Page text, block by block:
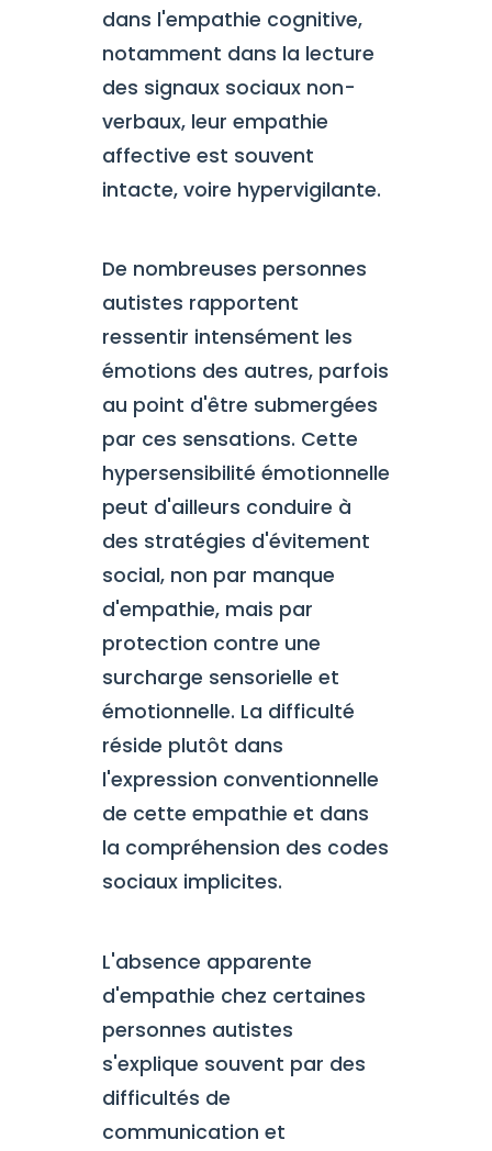
dans l'empathie cognitive,
notamment dans la lecture
des signaux sociaux non-
verbaux, leur empathie
affective est souvent
intacte, voire hypervigilante.
De nombreuses personnes
autistes rapportent
ressentir intensément les
émotions des autres, parfois
au point d'être submergées
par ces sensations. Cette
hypersensibilité émotionnelle
peut d'ailleurs conduire à
des stratégies d'évitement
social, non par manque
d'empathie, mais par
protection contre une
surcharge sensorielle et
émotionnelle. La difficulté
réside plutôt dans
l'expression conventionnelle
de cette empathie et dans
la compréhension des codes
sociaux implicites.
L'absence apparente
d'empathie chez certaines
personnes autistes
s'explique souvent par des
difficultés de
communication et